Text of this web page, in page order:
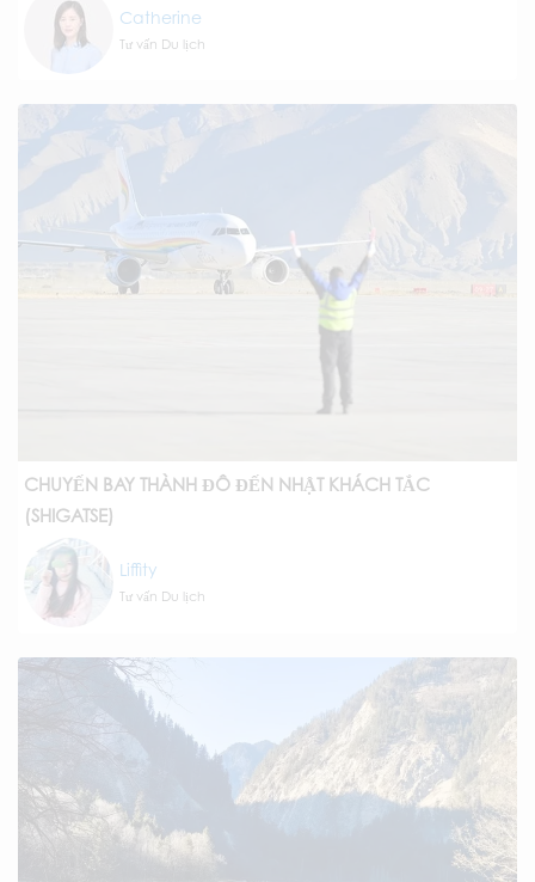
Catherine
Tư vấn Du lịch
CHUYẾN BAY THÀNH ĐÔ ĐẾN NHẬT KHÁCH TẮC
(SHIGATSE)
Liffity
Tư vấn Du lịch